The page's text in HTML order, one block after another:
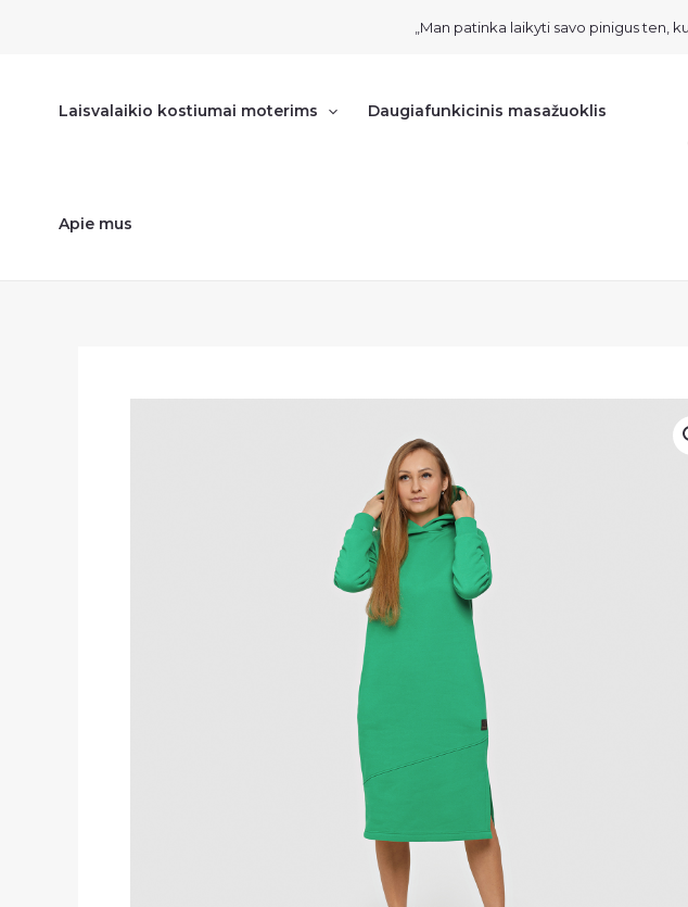
„Man patinka laikyti savo pinigus ten,
Laisvalaikio kostiumai moterims Daugiafunkicinis masažuoklis
Apie mus